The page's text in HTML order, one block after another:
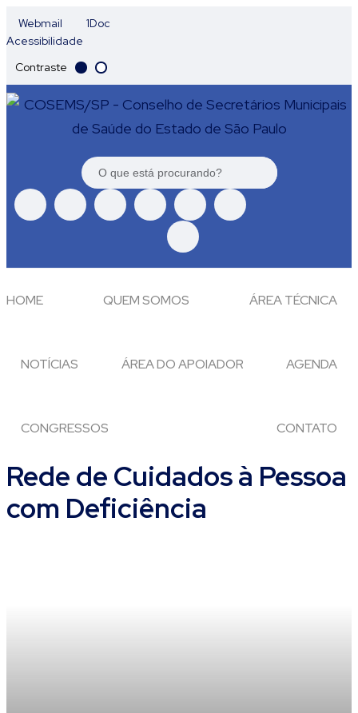
Webmail
1Doc
Acessibilidade
Contraste
HOME QUEM SOMOS ÁREA TÉCNICA
NOTÍCIAS ÁREA DO APOIADOR AGENDA
CONGRESSOS CONTATO
Rede de Cuidados à Pessoa
com Deficiência